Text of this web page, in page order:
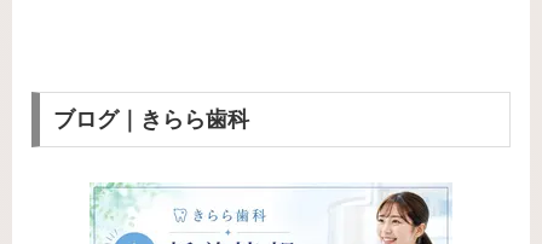
ブログ｜きらら歯科